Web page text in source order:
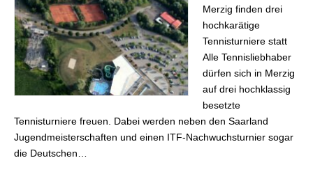
Merzig finden drei
hochkarätige
Tennisturniere statt
Alle Tennisliebhaber
dürfen sich in Merzig
auf drei hochklassig
besetzte
Tennisturniere freuen. Dabei werden neben den Saarland
Jugendmeisterschaften und einen ITF-Nachwuchsturnier sogar
die Deutschen…